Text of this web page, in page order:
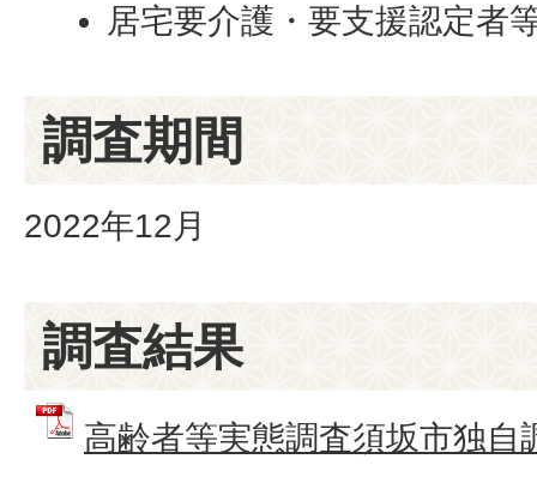
居宅要介護・要支援認定者
調査期間
2022年12月
調査結果
高齢者等実態調査須坂市独自